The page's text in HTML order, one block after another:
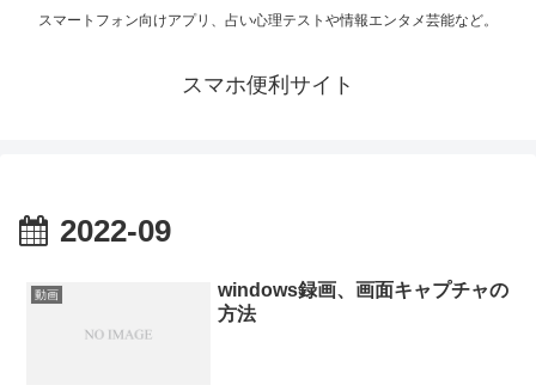
スマートフォン向けアプリ、占い心理テストや情報エンタメ芸能など。
スマホ便利サイト
2022-09
動画
windows録画、画面キャプチャの
方法